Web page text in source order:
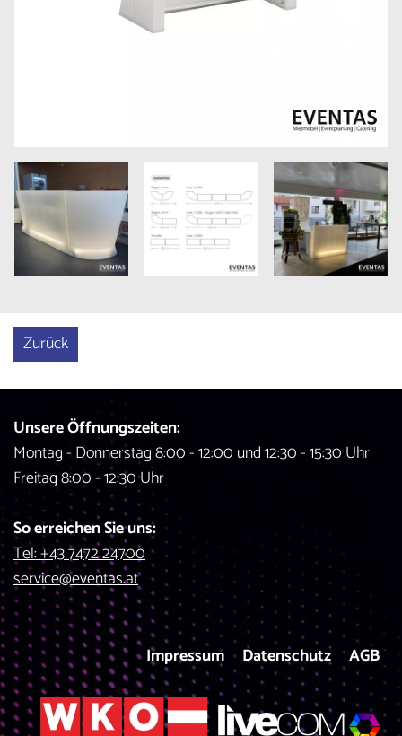
Größere
Bildversion
anzeigen
Größere
Bildversion
anzeigen
Größere
Bildversion
anzeigen
Zurück
Unsere Öffnungszeiten:
Montag - Donnerstag 8:00 - 12:00 und 12:30 - 15:30 Uhr
Freitag 8:00 - 12:30 Uhr
So erreichen Sie uns:
Tel: +43 7472 24700
service@eventas.at
Impressum Datenschutz AGB